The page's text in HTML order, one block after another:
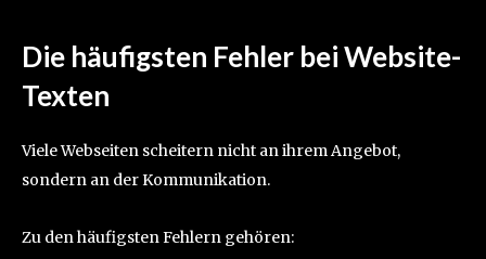
Die häufigsten Fehler bei Website-
Texten
Viele Webseiten scheitern nicht an ihrem Angebot,
sondern an der Kommunikation.
Zu den häufigsten Fehlern gehören: